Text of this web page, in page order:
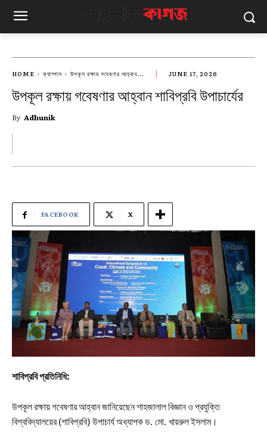
HOME ক্যাম্পাস উপকূল রক্ষায় গবেষণার আহ্বান... JUNE 17, 2026
উপকূল রক্ষায় গবেষণার আহ্বান শাবিপ্রবি উপাচার্যের
By Adhunik
FACEBOOK X
শাবিপ্রবি প্রতিনিধি:
উপকূল রক্ষায় গবেষণার আহ্বান জানিয়েছেন শাহজালাল বিজ্ঞান ও প্রযুক্তি
বিশ্ববিদ্যালয়ের (শাবিপ্রবি) উপাচার্য অধ্যাপক ড. মো. খায়রুল ইসলাম।